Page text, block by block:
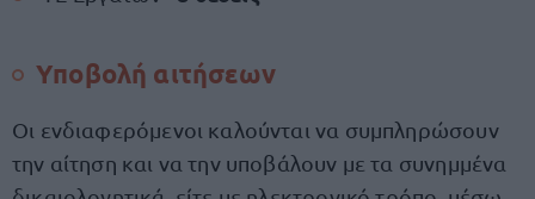
Υποβολή αιτήσεων
Οι ενδιαφερόμενοι καλούνται να συμπληρώσουν
την αίτηση και να την υποβάλουν με τα συνημμένα